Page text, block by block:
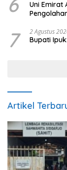
Uni Emirat
7 2 Agustus
Bupati
Artikel